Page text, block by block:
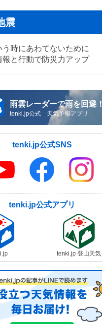
震
う時にあわてないために
報と行動で防災力アップ
雨雲レーダーで雨を回避！
tenki.jp公式 天気予報アプリ
tenki.jp公式SNS
tenki.jp公式アプリ
tenki.jp 登山天気